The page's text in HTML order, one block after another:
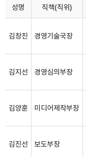
성명 직책(직위)
김창진 경영기술국장
김지선 경영심의부장
김양훈 미디어제작부장
김진선 보도부장